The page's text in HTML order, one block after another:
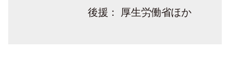
後援： 厚生労働省ほか